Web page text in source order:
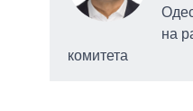
на
комитета